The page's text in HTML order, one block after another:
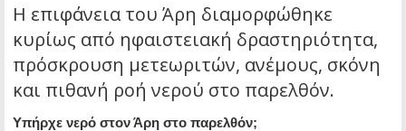
Η επιφάνεια του Άρη διαμορφώθηκε
κυρίως από ηφαιστειακή δραστηριότητα,
πρόσκρουση μετεωριτών, ανέμους, σκόνη
και πιθανή ροή νερού στο παρελθόν.
Υπήρχε νερό στον Άρη στο παρελθόν;